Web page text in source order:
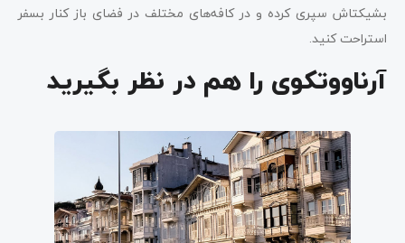
بشیکتاش سپری کرده و در کافه‌های مختلف در فضای باز کنار بسفر
استراحت کنید.
آرناووتکوی را هم در نظر بگیرید